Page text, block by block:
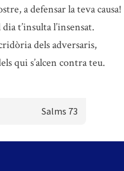
a defensar la teva causa!
t’insulta l’insensat.
dels adversaris,
qui s’alcen contra teu.
Salms 73